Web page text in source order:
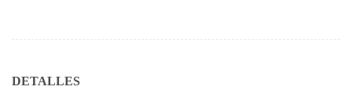
DETALLES